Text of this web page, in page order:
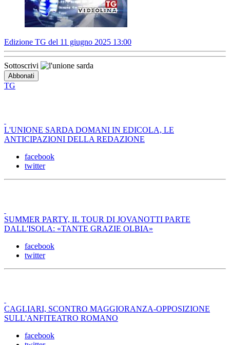
Edizione TG del 11 giugno 2025 13:00
Sottoscrivi
TG
L'UNIONE SARDA DOMANI IN EDICOLA, LE
ANTICIPAZIONI DELLA REDAZIONE
facebook
twitter
SUMMER PARTY, IL TOUR DI JOVANOTTI PARTE
DALL'ISOLA: «TANTE GRAZIE OLBIA»
facebook
twitter
CAGLIARI, SCONTRO MAGGIORANZA-OPPOSIZIONE
SULL'ANFITEATRO ROMANO
facebook